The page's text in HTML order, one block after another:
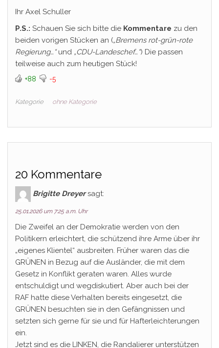
Ihr Axel Schuller
P.S.: Schauen Sie sich bitte die Kommentare zu den
beiden vorigen Stücken an („Bremens rot-grün-rote
Regierung…“und „CDU-Landeschef…“) Die passen
teilweise auch zum heutigen Stück!
+88 -5
Kategorie ohne Kategorie
20 Kommentare
Brigitte Dreyer sagt:
25.01.2026 um 7:25 a.m. Uhr
Die Zweifel an der Demokratie werden von den
Politikern erleichtert, die schützend ihre Arme über ihr
„eigenes Klientel“ ausbreiten. Früher waren das die
GRÜNEN in Bezug auf die Ausländer, die mit dem
Gesetz in Konflikt geraten waren. Alles wurde
entschuldigt und wegdiskutiert. Aber auch bei der
RAF hatte diese Verhalten bereits eingesetzt, die
GRÜNEN besuchten sie in den Gefängnissen und
setzten sich gerne für sie und für Hafterleichterungen
ein.
Jetzt sind es die LINKEN, die Randalierer unterstützen